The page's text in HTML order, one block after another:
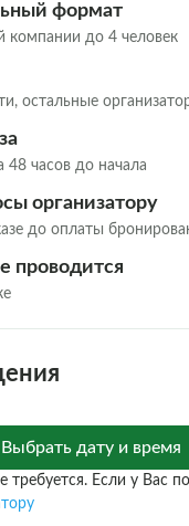
формат
компании до 4 человек
остальные
48 часов до начала
организатору
до оплаты
проводится
Выбрать дату и время
требуется. Если у Вас